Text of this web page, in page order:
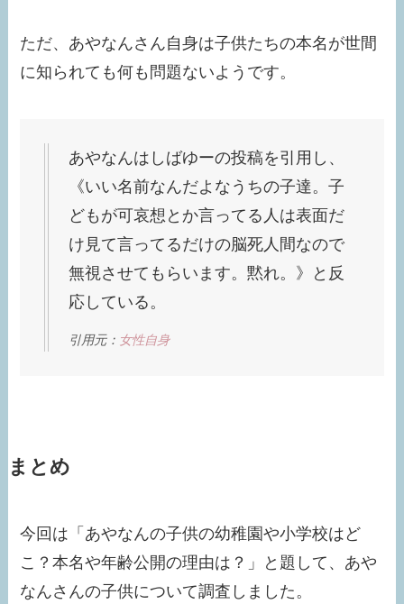
ただ、あやなんさん自身は子供たちの本名が世間
に知られても何も問題ないようです。
あやなんはしばゆーの投稿を引用し、
《いい名前なんだよなうちの子達。子
どもが可哀想とか言ってる人は表面だ
け見て言ってるだけの脳死人間なので
無視させてもらいます。黙れ。》と反
応している。
引用元： 女性自身
まとめ
今回は「あやなんの子供の幼稚園や小学校はど
こ？本名や年齢公開の理由は？」と題して、あや
なんさんの子供について調査しました。